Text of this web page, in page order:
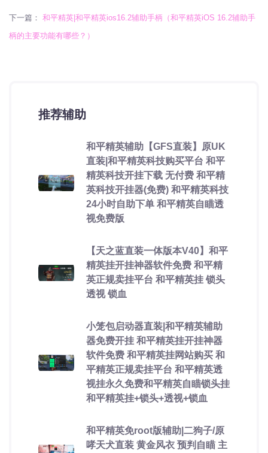
下一篇： 和平精英|和平精英ios16.2辅助手柄（和平精英iOS 16.2辅助手
柄的主要功能有哪些？）
推荐辅助
和平精英辅助【GFS直装】原UK
直装|和平精英科技购买平台 和平
精英科技开挂下载 无付费 和平精
英科技开挂器(免费) 和平精英科技
24小时自助下单 和平精英自瞄透
视免费版
【天之蓝直装一体版本V40】和平
精英挂开挂神器软件免费 和平精
英正规卖挂平台 和平精英挂 锁头
透视 锁血
小笼包启动器直装|和平精英辅助
器免费开挂 和平精英挂开挂神器
软件免费 和平精英挂网站购买 和
平精英正规卖挂平台 和平精英透
视挂永久免费和平精英自瞄锁头挂
和平精英挂+锁头+透视+锁血
和平精英免root版辅助|二狗子/原
哮天犬直装 黄金风衣 预判自瞄 主